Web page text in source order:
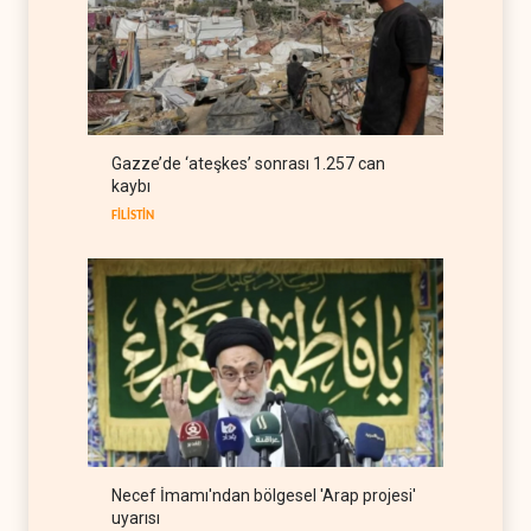
ABD Genelkurmay Başkanı:
Hava gücü Trump'ın
hedeflerine yetmez
BATI YARIM KÜRE 08 Ağustos 2026
stratejisi alay konusu oldu
Gazze’de ‘ateşkes’ sonrası 1.257 can
kaybı
FİLİSTİN
Necef İmamı'ndan bölgesel 'Arap projesi'
uyarısı